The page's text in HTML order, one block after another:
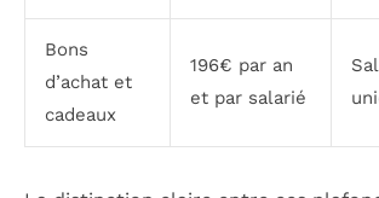
Bons
d’achat et
cadeaux
196€ par an
et par salarié